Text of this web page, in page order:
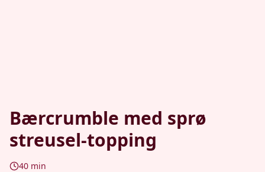
Bærcrumble med sprø
streusel-topping
40 min